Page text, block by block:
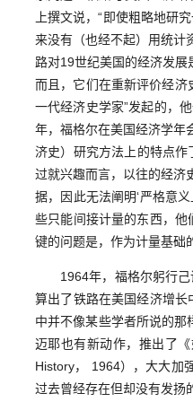
上撰文说，“即使粗略地研
来没有（也经不起）用统计
路对19世纪美国的经济发
而且，它们在重新评价经济
一代经济史学家”发起的，
年，福格尔在美国经济学年
济史）研究方法上的特点
过就兴趣而言，以往的经济
据，因此无法阐明‘严格意
些只能间接计量的东西，他
键的问题是，作为计量基础
1964年，福格尔躬行己
算出了铁路在美国经济增
中并不像某些学者所说的那
迈耶也有新动作，推出了
History， 1964），大大加
过去曾经存在但却没有发扬